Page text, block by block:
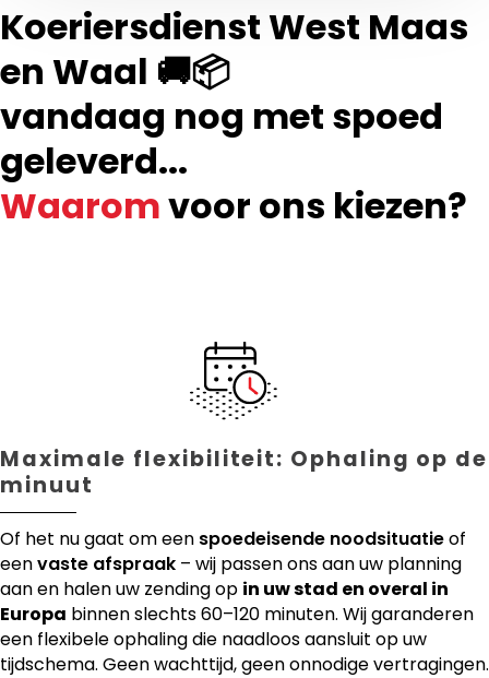
Koeriersdienst West Maas
en Waal 🚚📦
vandaag nog met spoed
geleverd...
Waaromvoor ons kiezen?
Maximale flexibiliteit: Ophaling op de
minuut
Of het nu gaat om een spoedeisende noodsituatieof
eenvaste afspraak – wij passen ons aan uw planning
aan en halen uw zending op in uw stad en overal in
Europa binnen slechts 60–120 minuten. Wij garanderen
een flexibele ophaling die naadloos aansluit op uw
tijdschema. Geen wachttijd, geen onnodige vertragingen.